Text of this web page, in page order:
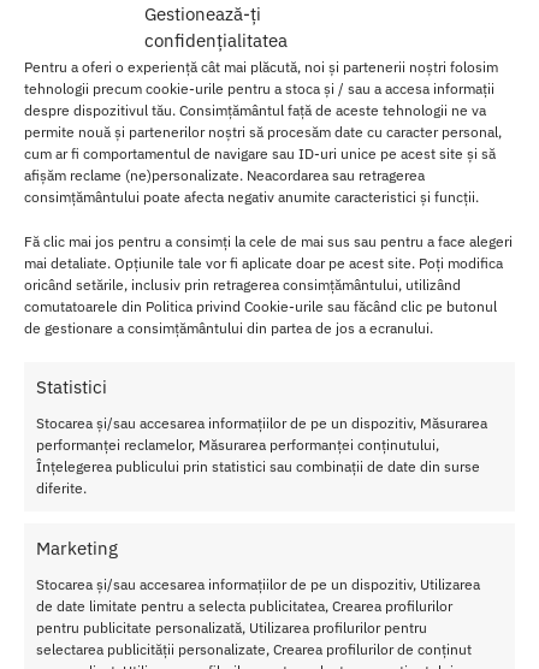
Gestionează-ți
confidențialitatea
Pentru a oferi o experiență cât mai plăcută, noi și partenerii noștri folosim
tehnologii precum cookie-urile pentru a stoca și / sau a accesa informații
despre dispozitivul tău. Consimțământul față de aceste tehnologii ne va
permite nouă și partenerilor noștri să procesăm date cu caracter personal,
cum ar fi comportamentul de navigare sau ID-uri unice pe acest site și să
afișăm reclame (ne)personalizate. Neacordarea sau retragerea
consimțământului poate afecta negativ anumite caracteristici și funcții.
Fă clic mai jos pentru a consimți la cele de mai sus sau pentru a face alegeri
mai detaliate. Opțiunile tale vor fi aplicate doar pe acest site. Poți modifica
oricând setările, inclusiv prin retragerea consimțământului, utilizând
comutatoarele din Politica privind Cookie-urile sau făcând clic pe butonul
de gestionare a consimțământului din partea de jos a ecranului.
Statistici
Stocarea și/sau accesarea informațiilor de pe un dispozitiv, Măsurarea
performanței reclamelor, Măsurarea performanței conținutului,
Înțelegerea publicului prin statistici sau combinații de date din surse
diferite.
Marketing
Stocarea și/sau accesarea informațiilor de pe un dispozitiv, Utilizarea
de date limitate pentru a selecta publicitatea, Crearea profilurilor
pentru publicitate personalizată, Utilizarea profilurilor pentru
selectarea publicității personalizate, Crearea profilurilor de conținut
Aceasta crema este formulata cu ingrediente speciale, care pot
ajuta la stimularea circulatiei sangelui in zona genitala,
imbunatatind astfel erectiile si intensificand placerea.
Cu un continut de 50 ml, Prorino Rino vine intr-un ambalaj
compact si usor de utilizat.